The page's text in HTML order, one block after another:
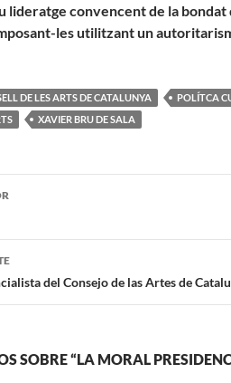
lideratge convencent de la bondat
les utilitzant un
DE LES ARTS DE CATALUNYA
POLÍTCA
XAVIER BRU DE SALA
del Consejo de las Artes de
SOBRE “LA MORAL